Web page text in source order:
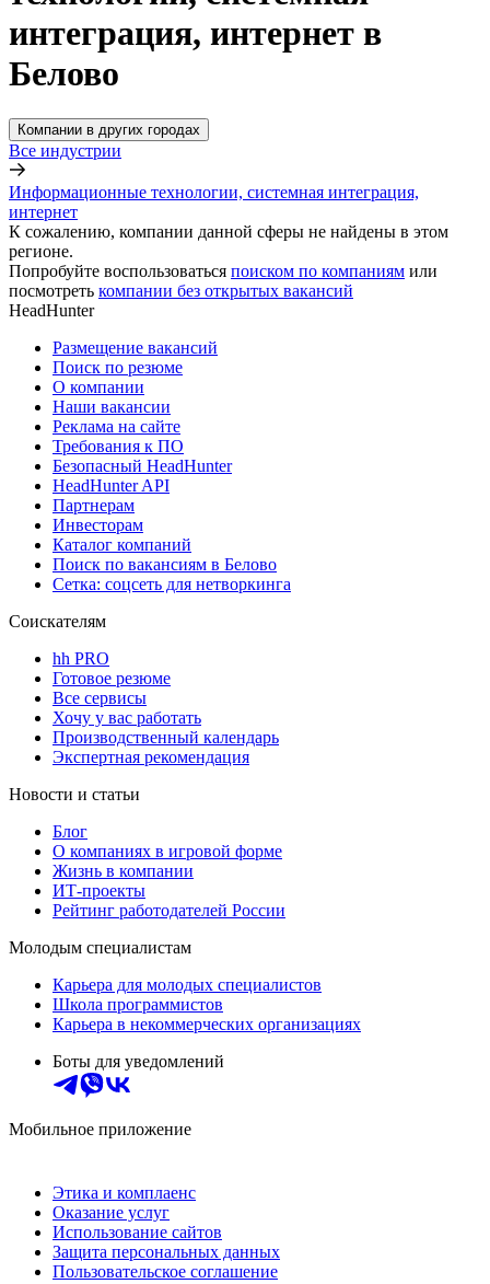
интеграция, интернет в
Белово
Компании в других городах
Все индустрии
Информационные технологии, системная интеграция,
интернет
К сожалению, компании данной сферы не найдены в этом
регионе.
Попробуйте воспользоваться поиском по компаниям или
посмотреть компании без открытых вакансий
HeadHunter
Размещение вакансий
Поиск по резюме
О компании
Наши вакансии
Реклама на сайте
Требования к ПО
Безопасный HeadHunter
HeadHunter API
Партнерам
Инвесторам
Каталог компаний
Поиск по вакансиям в Белово
Сетка: соцсеть для нетворкинга
Соискателям
hh PRO
Готовое резюме
Все сервисы
Хочу у вас работать
Производственный календарь
Экспертная рекомендация
Новости и статьи
Блог
О компаниях в игровой форме
Жизнь в компании
ИТ-проекты
Рейтинг работодателей России
Молодым специалистам
Карьера для молодых специалистов
Школа программистов
Карьера в некоммерческих организациях
Боты для уведомлений
Мобильное приложение
Этика и комплаенс
Оказание услуг
Использование сайтов
Защита персональных данных
Пользовательское соглашение